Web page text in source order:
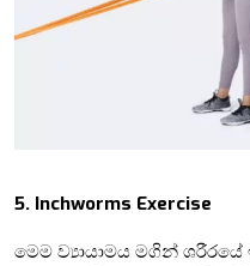
5. Inchworms Exercise
මෙම ව්‍යායාමය මගින්